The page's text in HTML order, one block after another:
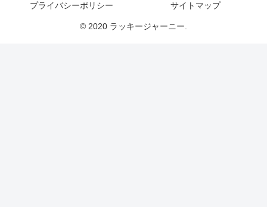
プライバシーポリシー
サイトマップ
© 2020 ラッキージャーニー.